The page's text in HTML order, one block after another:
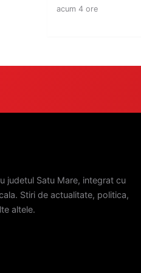
acum 4 ore
judetul Satu Mare, integrat cu
Stiri de actualitate, politica,
altele.